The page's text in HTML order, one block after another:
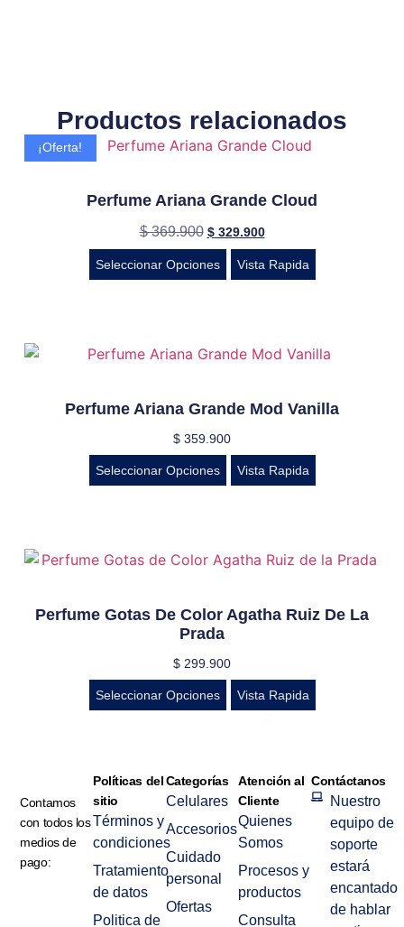
Productos relacionados
¡Oferta!
Perfume Ariana Grande Cloud
$369.900 $329.900
Seleccionar Opciones Vista Rapida
Perfume Ariana Grande Mod Vanilla
$ 359.900
Seleccionar Opciones Vista Rapida
Perfume Gotas De Color Agatha Ruiz De La
Prada
$ 299.900
Seleccionar Opciones Vista Rapida
Contamos
con todos los
medios de
pago:
Políticas del
sitio
Términos y
condiciones
Tratamiento
de datos
Politica de
Categorías
Celulares
Accesorios
Cuidado
personal
Ofertas
Atención al
Cliente
Quienes
Somos
Procesos y
productos
Consulta
Contáctanos
Nuestro
equipo de
soporte
estará
encantado
de hablar